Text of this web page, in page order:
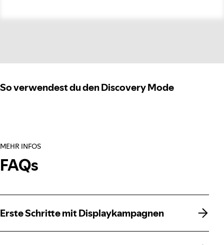
So verwendest du den Discovery Mode
MEHR INFOS
FAQs
Erste Schritte mit Displaykampagnen
Erste Schritte mit Displaykampagnen